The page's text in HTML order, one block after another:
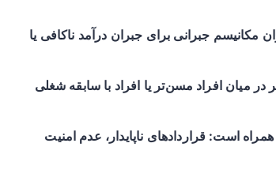
مکانیسم جبرانی برای جبران درآمد ناکافی یا
در میان افراد مسن‌تر یا افراد با سابقه شغلی
همراه است: قراردادهای ناپایدار، عدم امنیت